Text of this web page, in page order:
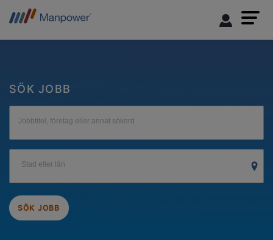
SÖK JOBB
Jobbtitel, företag eller annat sökord
Stad eller län
SÖK JOBB